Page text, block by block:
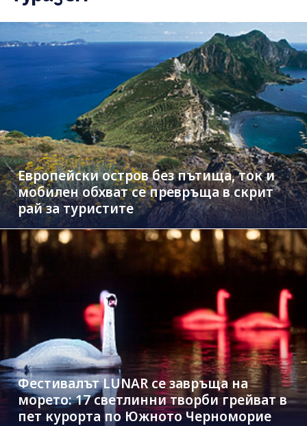
Европейски остров без пътища, ток и
мобилен обхват се превръща в скрит
рай за туристите
Фестивалът LUNAR се завръща на
морето: 17 светлинни творби грейват в
пет курорта по Южното Черноморие